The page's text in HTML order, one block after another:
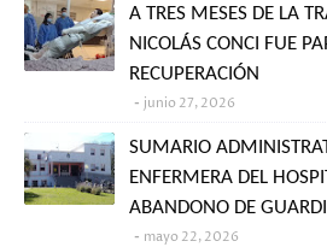
A TRES MESES DE LA
NICOLÁS CONCI FUE
RECUPERACIÓN
junio 27, 2026
SUMARIO
ENFERMERA DEL
ABANDONO DE
mayo 22, 2026